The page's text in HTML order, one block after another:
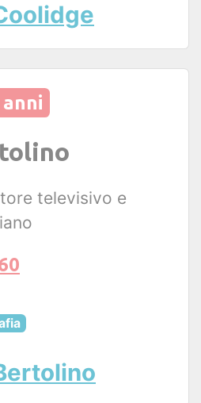
anni
televisivo e